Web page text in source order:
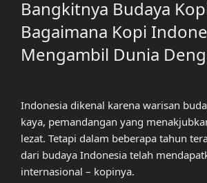
Bangkitnya Budaya
Bagaimana Kopi
Mengambil Dunia
Indonesia dikenal karena warisan
kaya, pemandangan yang
lezat. Tetapi dalam beberapa tahun
dari budaya Indonesia telah
internasional – kopinya.